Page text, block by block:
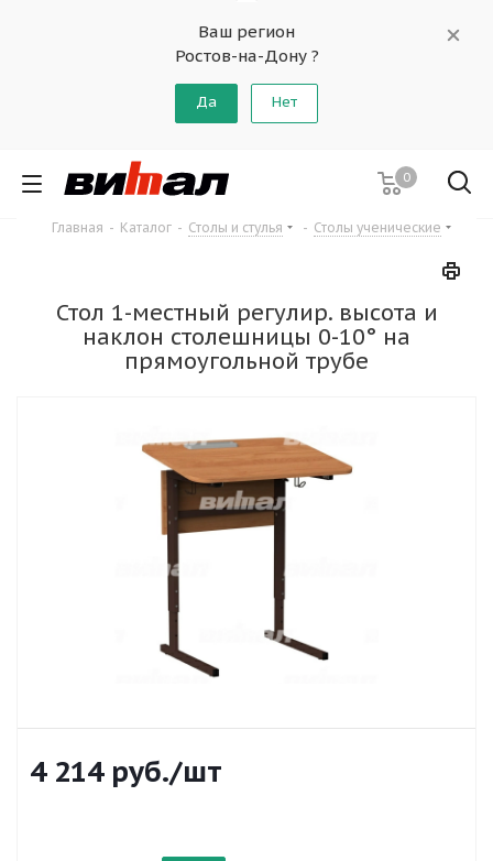
Ваш регион
Ростов-на-Дону ?
Да Нет
0
Главная - Каталог - Столы и стулья - Столы ученические
Стол 1-местный регулир. высота и
наклон столешницы 0-10° на
прямоугольной трубе
4 214руб./шт